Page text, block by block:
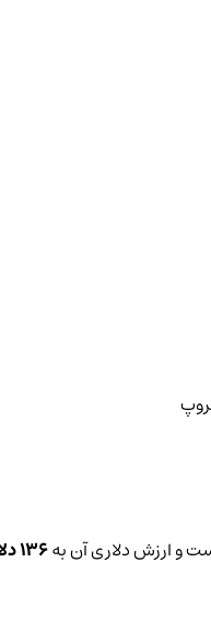
و ارزش دلاری آن به136 دلار